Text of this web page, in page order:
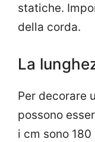
statiche.
della corda.
La
Per decorare
possono
i cm sono